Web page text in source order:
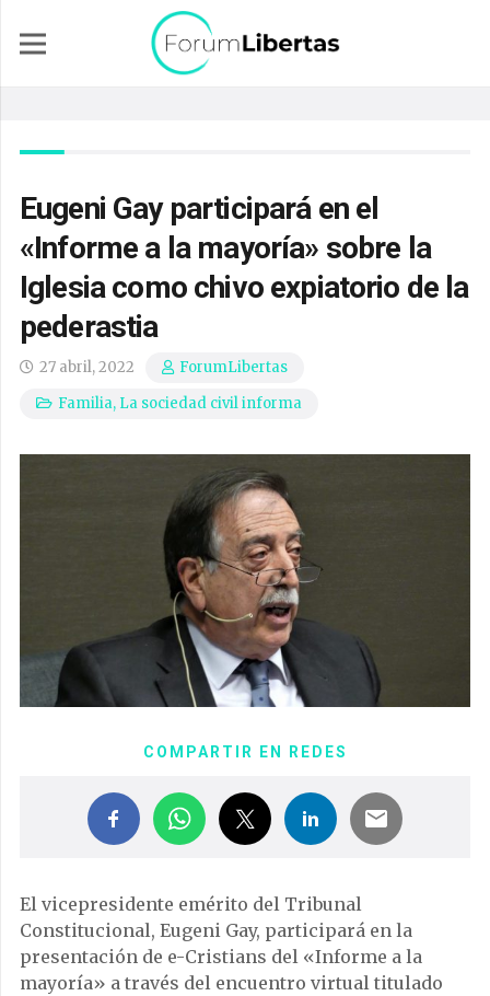
Eugeni Gay participará en el
«Informe a la mayoría» sobre la
Iglesia como chivo expiatorio de la
pederastia
27 abril, 2022
ForumLibertas
Familia, La sociedad civil informa
COMPARTIR EN REDES
El vicepresidente emérito del Tribunal
Constitucional, Eugeni Gay, participará en la
presentación de e-Cristians del «Informe a la
mayoría» a través del encuentro virtual titulado